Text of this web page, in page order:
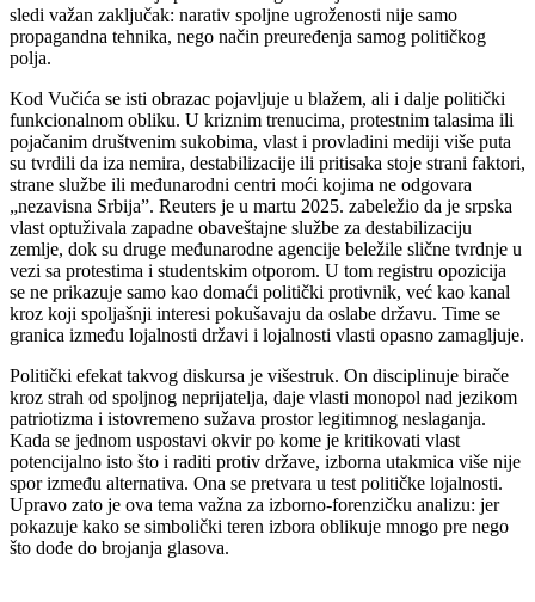
sledi važan zaključak: narativ spoljne ugroženosti nije samo
propagandna tehnika, nego način preuređenja samog političkog
polja.
Kod Vučića se isti obrazac pojavljuje u blažem, ali i dalje politički
funkcionalnom obliku. U kriznim trenucima, protestnim talasima ili
pojačanim društvenim sukobima, vlast i provladini mediji više puta
su tvrdili da iza nemira, destabilizacije ili pritisaka stoje strani faktori,
strane službe ili međunarodni centri moći kojima ne odgovara
„nezavisna Srbija”. Reuters je u martu 2025. zabeležio da je srpska
vlast optuživala zapadne obaveštajne službe za destabilizaciju
zemlje, dok su druge međunarodne agencije beležile slične tvrdnje u
vezi sa protestima i studentskim otporom. U tom registru opozicija
se ne prikazuje samo kao domaći politički protivnik, već kao kanal
kroz koji spoljašnji interesi pokušavaju da oslabe državu. Time se
granica između lojalnosti državi i lojalnosti vlasti opasno zamagljuje.
Politički efekat takvog diskursa je višestruk. On disciplinuje birače
kroz strah od spoljnog neprijatelja, daje vlasti monopol nad jezikom
patriotizma i istovremeno sužava prostor legitimnog neslaganja.
Kada se jednom uspostavi okvir po kome je kritikovati vlast
potencijalno isto što i raditi protiv države, izborna utakmica više nije
spor između alternativa. Ona se pretvara u test političke lojalnosti.
Upravo zato je ova tema važna za izborno-forenzičku analizu: jer
pokazuje kako se simbolički teren izbora oblikuje mnogo pre nego
što dođe do brojanja glasova.